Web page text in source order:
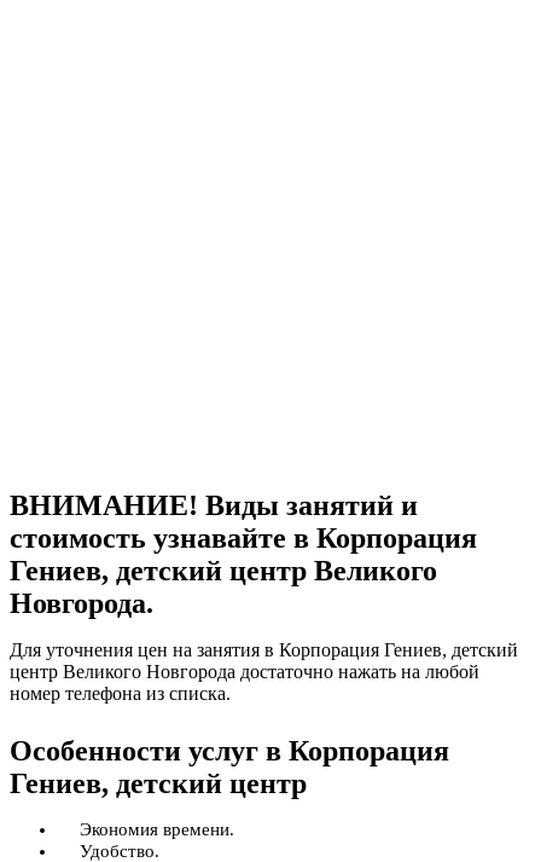
ВНИМАНИЕ! Виды занятий и
стоимость узнавайте в Корпорация
Гениев, детский центр Великого
Новгорода.
Для уточнения цен на занятия в Корпорация Гениев, детский
центр Великого Новгорода достаточно нажать на любой
номер телефона из списка.
Особенности услуг в Корпорация
Гениев, детский центр
Экономия времени.
Удобство.